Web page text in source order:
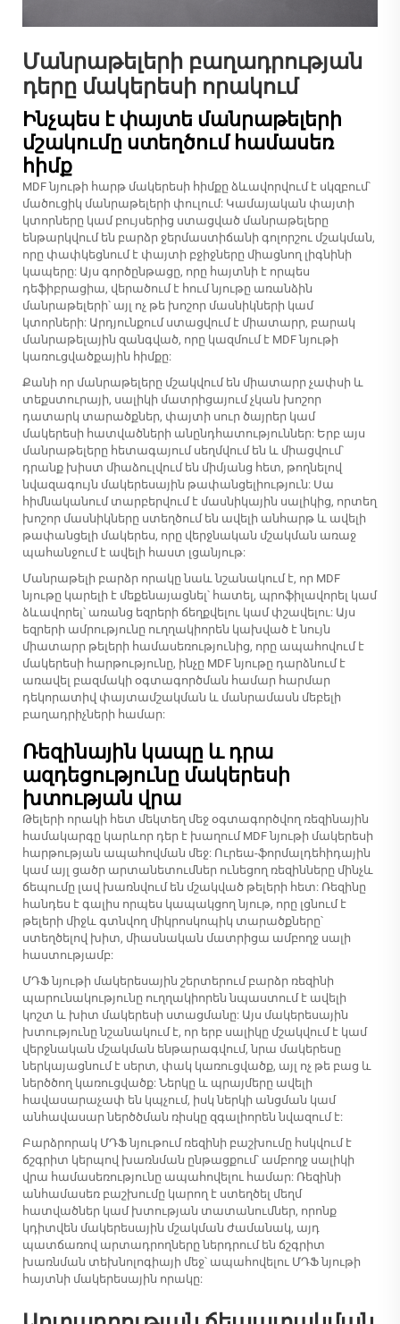
Մանրաթելերի բաղադրության
դերը մակերեսի որակում
Ինչպես է փայտե մանրաթելերի
մշակումը ստեղծում համասեռ
հիմք
MDF նյութի հարթ մակերեսի հիմքը ձևավորվում է սկզբում՝
մածուցիկ մանրաթելերի փուլում: Կամայական փայտի
կտորները կամ բույսերից ստացված մանրաթելերը
ենթարկվում են բարձր ջերմաստիճանի գոլորշու մշակման,
որը փափկեցնում է փայտի բջիջները միացնող լիգնինի
կապերը: Այս գործընթացը, որը հայտնի է որպես
դեֆիբրացիա, վերածում է հում նյութը առանձին
մանրաթելերի՝ այլ ոչ թե խոշոր մասնիկների կամ
կտորների: Արդյունքում ստացվում է միատարր, բարակ
մանրաթելային զանգված, որը կազմում է MDF նյութի
կառուցվածքային հիմքը:
Քանի որ մանրաթելերը մշակվում են միատարր չափսի և
տեքստուրայի, սալիկի մատրիցայում չկան խոշոր
դատարկ տարածքներ, փայտի սուր ծայրեր կամ
մակերեսի հատվածների անընդհատություններ: Երբ այս
մանրաթելերը հետագայում սեղմվում են և միացվում՝
դրանք խիստ միաձուլվում են միմյանց հետ, թողնելով
նվազագույն մակերեսային թափանցելիություն: Սա
հիմնականում տարբերվում է մասնիկային սալիկից, որտեղ
խոշոր մասնիկները ստեղծում են ավելի անհարթ և ավելի
թափանցելի մակերես, որը վերջնական մշակման առաջ
պահանջում է ավելի հաստ լցանյութ:
Մանրաթելի բարձր որակը նաև նշանակում է, որ MDF
նյութը կարելի է մեքենայացնել՝ հատել, պրոֆիլավորել կամ
ձևավորել՝ առանց եզրերի ճեղքվելու կամ փշավելու: Այս
եզրերի ամրությունը ուղղակիորեն կախված է նույն
միատարր թելերի համասեռությունից, որը ապահովում է
մակերեսի հարթությունը, ինչը MDF նյութը դարձնում է
առավել բազմակի օգտագործման համար հարմար
դեկորատիվ փայտամշակման և մանրամասն մեբելի
բաղադրիչների համար:
Ռեզինային կապը և դրա
ազդեցությունը մակերեսի
խտության վրա
Թելերի որակի հետ մեկտեղ մեջ օգտագործվող ռեզինային
համակարգը կարևոր դեր է խաղում MDF նյութի մակերեսի
հարթության ապահովման մեջ: Ուրեա-ֆորմալդեհիդային
կամ այլ ցածր արտանետումներ ունեցող ռեզինները մինչև
ճեպումը լավ խառնվում են մշակված թելերի հետ: Ռեզինը
հանդես է գալիս որպես կապակցող նյութ, որը լցնում է
թելերի միջև գտնվող միկրոսկոպիկ տարածքները՝
ստեղծելով խիտ, միասնական մատրիցա ամբողջ սալի
հաստությամբ:
ՄԴՖ նյութի մակերեսային շերտերում բարձր ռեզինի
պարունակությունը ուղղակիորեն նպաստում է ավելի
կոշտ և խիտ մակերեսի ստացմանը: Այս մակերեսային
խտությունը նշանակում է, որ երբ սալիկը մշակվում է կամ
վերջնական մշակման ենթարագվում, նրա մակերեսը
ներկայացնում է սերտ, փակ կառուցվածք, այլ ոչ թե բաց և
ներծծող կառուցվածք: Ներկը և պրայմերը ավելի
հավասարաչափ են կպչում, իսկ ներկի անցման կամ
անհավասար ներծծման ռիսկը զգալիորեն նվազում է:
Բարձրորակ ՄԴՖ նյութում ռեզինի բաշխումը հսկվում է
ճշգրիտ կերպով խառնման ընթացքում՝ ամբողջ սալիկի
վրա համասեռությունը ապահովելու համար: Ռեզինի
անհամասեռ բաշխումը կարող է ստեղծել մեղմ
հատվածներ կամ խտության տատանումներ, որոնք
կդիտվեն մակերեսային մշակման ժամանակ, այդ
պատճառով արտադրողները ներդրում են ճշգրիտ
խառնման տեխնոլոգիայի մեջ՝ ապահովելու ՄԴՖ նյութի
հայտնի մակերեսային որակը: